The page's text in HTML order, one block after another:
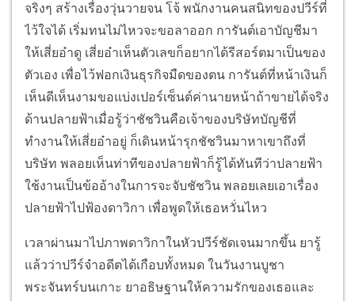
จริงๆ สร้างเรื่องวุ่นวายจน โจ้ พนักงานคนสนิทของปวีร์ที่
ไว้ใจได้ เริ่มทนไม่ไหวจะขอลาออก การันต์เอาบัญชีมา
ให้เสี่ยอ๋าดู เสี่ยอ๋าเห็นตัวเลขก็อยากได้รีสอร์ตมาเป็นของ
ตัวเอง เพื่อไว้ฟอกเงินธุรกิจมืดของตน การันต์ที่หน้าเงินก็
เห็นดีเห็นงามขอแบ่งเปอร์เซ็นต์ค่านายหน้าถ้าขายได้จริง
ด้านปลายฟ้าเมื่อรู้ว่าชัชวินคือเจ้าของบริษัทบัญชีที่
ทำงานให้เสี่ยอ๋าอยู่ ก็เดินหน้ารุกชัชวินมาหาเขาถึงที่
บริษัท พลอยเห็นท่าทีของปลายฟ้าก็รู้ได้ทันทีว่าปลายฟ้า
ใช้งานเป็นข้ออ้างในการจะจับชัชวิน พลอยเลยเอาเรื่อง
ปลายฟ้าไปฟ้องดาวิกา เพื่อพูดให้เธอหวั่นไหว
เวลาผ่านมาไปภาพดาวิกาในหัวปวีร์ชัดเจนมากขึ้น ยารู้
แล้วว่าปวีร์จำอดีตได้เกือบทั้งหมด ในวันงานบูชา
พระจันทร์บนเกาะ ยาอธิษฐานให้ความรักของเธอและ